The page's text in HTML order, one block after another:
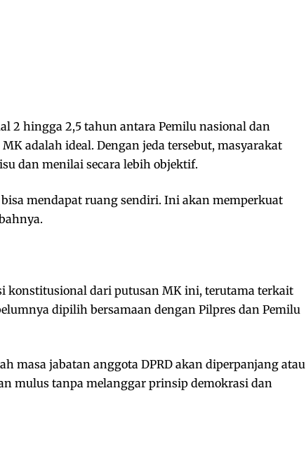
2 hingga 2,5 tahun antara Pemilu nasional dan
adalah ideal. Dengan jeda tersebut, masyarakat
dan menilai secara lebih objektif.
mendapat ruang sendiri. Ini akan memperkuat
konstitusional dari putusan MK ini, terutama terkait
dipilih bersamaan dengan Pilpres dan Pemilu
masa jabatan anggota DPRD akan diperpanjang atau
mulus tanpa melanggar prinsip demokrasi dan